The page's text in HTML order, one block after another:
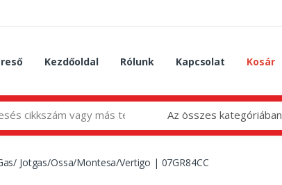
Kezdőoldal Rólunk Kapcsolat Kosár
Az összes kategóriában
Jotgas/Ossa/Montesa/Vertigo | 07GR84CC